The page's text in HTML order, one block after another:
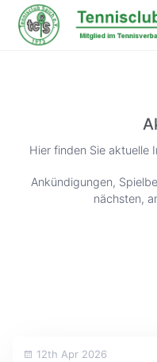
Hier finden Sie aktuelle
Ankündigungen,
nächsten,
12th Apr 2026